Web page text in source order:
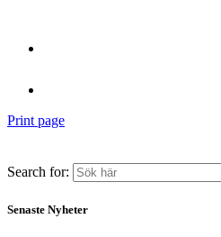
Print page
Search for:
Senaste Nyheter